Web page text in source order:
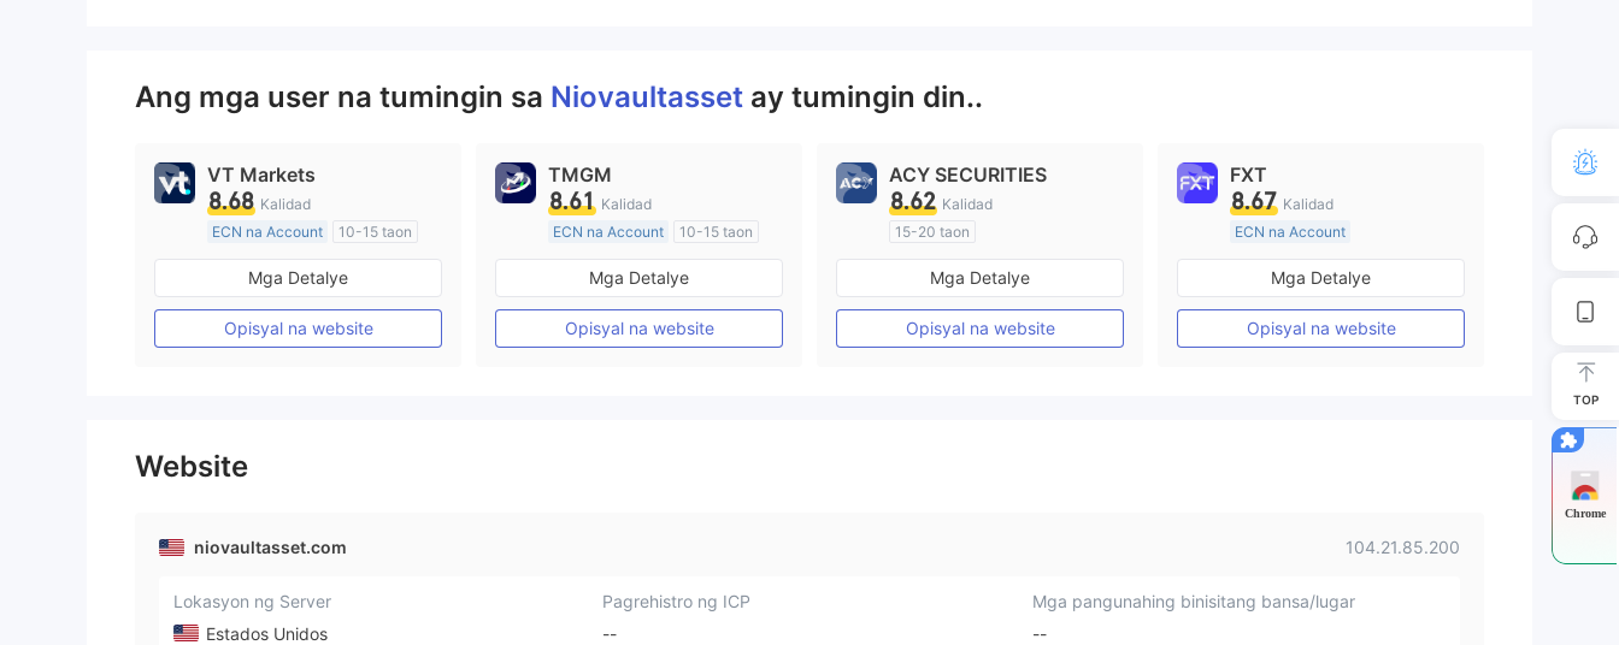
Ang mga user na tumingin sa Niovaultasset ay tumingin din..
VT Markets
8.68 Kalidad
ECN na Account
10-15 taon
Kinokontrol sa Australia
Paggawa ng Market (MM)
Pangunahing label na MT4
Mga Detalye
Opisyal na website
TMGM
8.61 Kalidad
ECN na Account
10-15 taon
Kinokontrol sa Australia
Paggawa ng Market (MM)
Pangunahing label na MT4
Mga Detalye
Opisyal na website
ACY SECURITIES
8.62 Kalidad
15-20 taon
Kinokontrol sa Australia
Paggawa ng Market (MM)
Pangunahing label na MT4
Mga Detalye
Opisyal na website
FXT
8.67 Kalidad
ECN na Account
20 Taon Pataas
Kinokontrol sa Australia
Paggawa ng Market (MM)
Pangunahing label na MT4
Mga Detalye
Opisyal na website
Website
niovaultasset.com 104.21.85.200
Lokasyon ng Server
Estados Unidos
Pagrehistro ng ICP
--
Mga pangunahing binisitang bansa/lugar
--
TOP
Chrome